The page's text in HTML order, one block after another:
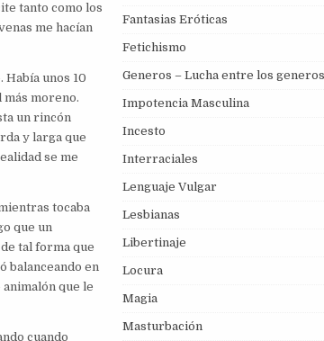
tanto como los
me hacían
unos 10
moreno.
un rincón
y larga que
se me
tocaba
que un
tal forma que
balanceando en
que le
cuando
Fantasias Eróticas
Fetichismo
Generos – Lucha entre los generos
Impotencia Masculina
Incesto
Interraciales
Lenguaje Vulgar
Lesbianas
Libertinaje
Locura
Magia
Masturbación